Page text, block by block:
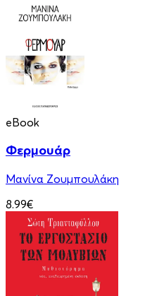
eBook
Φερμουάρ
Μανίνα Ζουμπουλάκη
8.99€